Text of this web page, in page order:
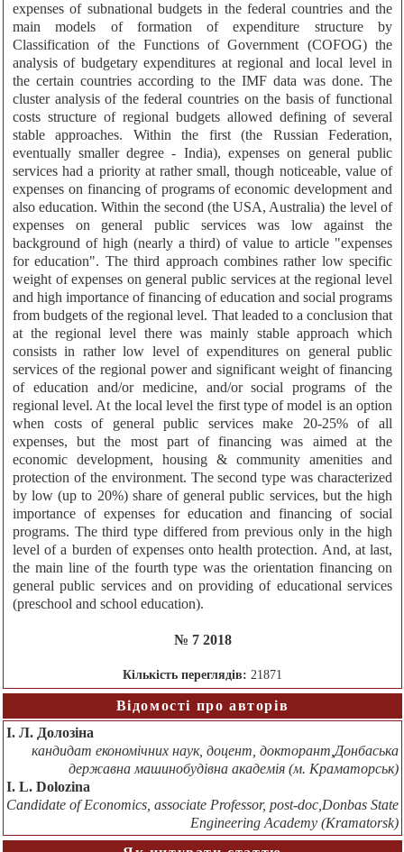
expenses of subnational budgets in the federal countries and the
main models of formation of expenditure structure by
Classification of the Functions of Government (COFOG) the
analysis of budgetary expenditures at regional and local level in
the certain countries according to the IMF data was done. The
cluster analysis of the federal countries on the basis of functional
costs structure of regional budgets allowed defining of several
stable approaches. Within the first (the Russian Federation,
eventually smaller degree - India), expenses on general public
services had a priority at rather small, though noticeable, value of
expenses on financing of programs of economic development and
also education. Within the second (the USA, Australia) the level of
expenses on general public services was low against the
background of high (nearly a third) of value to article "expenses
for education". The third approach combines rather low specific
weight of expenses on general public services at the regional level
and high importance of financing of education and social programs
from budgets of the regional level. That leaded to a conclusion that
at the regional level there was mainly stable approach which
consists in rather low level of expenditures on general public
services of the regional power and significant weight of financing
of education and/or medicine, and/or social programs of the
regional level. At the local level the first type of model is an option
when costs of general public services make 20-25% of all
expenses, but the most part of financing was aimed at the
economic development, housing & community amenities and
protection of the environment. The second type was characterized
by low (up to 20%) share of general public services, but the high
importance of expenses for education and financing of social
programs. The third type differed from previous only in the high
level of a burden of expenses onto health protection. And, at last,
the main line of the fourth type was the orientation financing on
general public services and on providing of educational services
(preschool and school education).
№ 7 2018
Кількість переглядів: 21871
Відомості про авторів
І. Л. Долозіна
кандидат економічних наук, доцент, докторант,Донбаська
державна машинобудівна академія (м. Краматорськ)
I. L. Dolozina
Candidate of Economics, associate Professor, post-doc,Donbas State
Engineering Academy (Kramatorsk)